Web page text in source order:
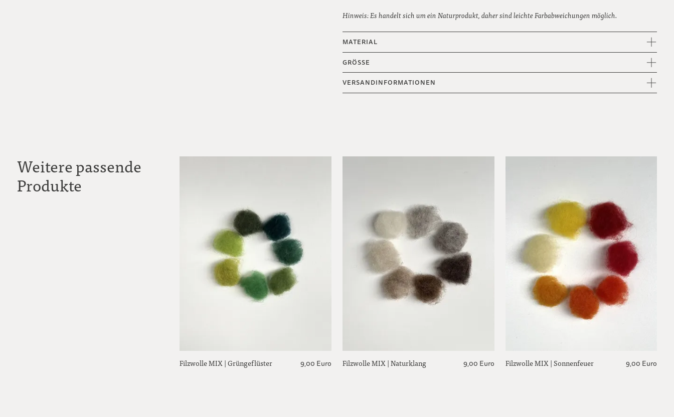
Hinweis: Es handelt sich um ein Naturprodukt, daher sind leichte Farbabweichungen möglich.
MATERIAL
GRÖSSE
VERSANDINFORMATIONEN
Weitere passende
Produkte
Filzwolle MIX | Grüngeflüster 9,00 Euro Filzwolle MIX | Naturklang 9,00 Euro Filzwolle MIX | Sonnenfeuer 9,00 Euro